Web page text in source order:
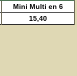
Mini Multi en 6
15,40